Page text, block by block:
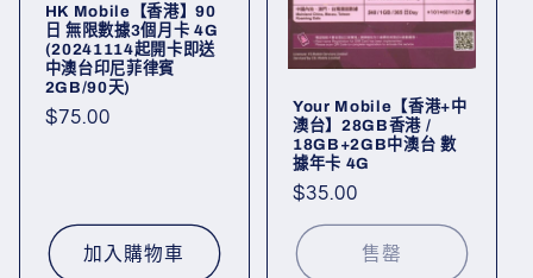
HK Mobile【香港】90
日 無限數據3個月卡 4G
(20241114起開卡即送
中澳台印尼菲律賓
2GB/90天)
定
$75.00
加入購物車
Your Mobile【香港+中
澳台】28GB香港 /
18GB+2GB中澳台 數
據年卡 4G
定
價
$35.00
售罄